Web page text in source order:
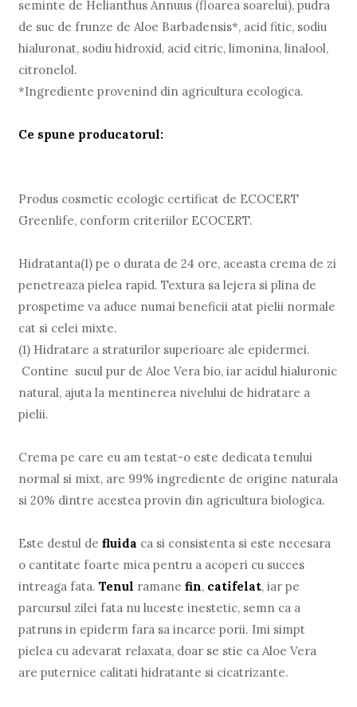
seminte de Helianthus Annuus (floarea soarelui), pudra
de suc de frunze de Aloe Barbadensis*, acid fitic, sodiu
hialuronat, sodiu hidroxid, acid citric, limonina, linalool,
citronelol.
*Ingrediente provenind din agricultura ecologica.
Ce spune producatorul:
Produs cosmetic ecologic certificat de ECOCERT
Greenlife, conform criteriilor ECOCERT.
Hidratanta(1) pe o durata de 24 ore, aceasta crema de zi
penetreaza pielea rapid. Textura sa lejera si plina de
prospetime va aduce numai beneficii atat pielii normale
cat si celei mixte.
(1) Hidratare a straturilor superioare ale epidermei.
Contine sucul pur de Aloe Vera bio, iar acidul hialuronic
natural, ajuta la mentinerea nivelului de hidratare a
pielii.
Crema pe care eu am testat-o este dedicata tenului
normal si mixt, are 99% ingrediente de origine naturala
si 20% dintre acestea provin din agricultura biologica.
Este destul defluida ca si consistenta si este necesara
o cantitate foarte mica pentru a acoperi cu succes
intreaga fata.Tenul ramanefin, catifelat, iar pe
parcursul zilei fata nu luceste inestetic, semn ca a
patruns in epiderm fara sa incarce porii. Imi simpt
pielea cu adevarat relaxata, doar se stie ca Aloe Vera
are puternice calitati hidratante si cicatrizante.